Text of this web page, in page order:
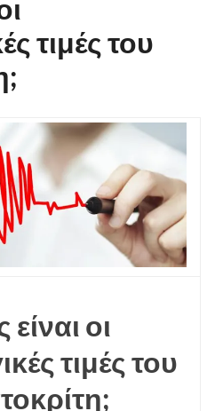
τιμές του
είναι οι
τιμές του